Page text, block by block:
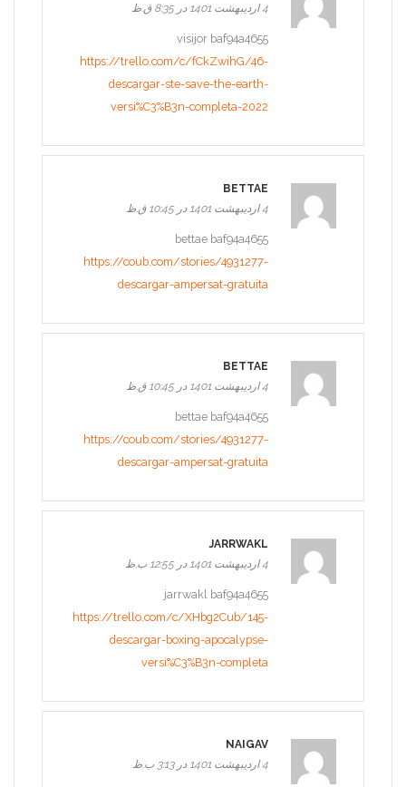
4 اردیبهشت 1401 در 8:35 ق.ظ
visijor baf94a4655
https://trello.com/c/fCkZwihG/46-
descargar-ste-save-the-earth-
versi%C3%B3n-completa-2022
BETTAE
4 اردیبهشت 1401 در 10:45 ق.ظ
bettae baf94a4655
https://coub.com/stories/4931277-
descargar-ampersat-gratuita
BETTAE
4 اردیبهشت 1401 در 10:45 ق.ظ
bettae baf94a4655
https://coub.com/stories/4931277-
descargar-ampersat-gratuita
JARRWAKL
4 اردیبهشت 1401 در 12:55 ب.ظ
jarrwakl baf94a4655
https://trello.com/c/XHbg2Cub/145-
descargar-boxing-apocalypse-
versi%C3%B3n-completa
NAIGAV
4 اردیبهشت 1401 در 3:13 ب.ظ